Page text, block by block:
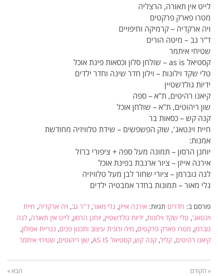
לייט אין תאורה, הרצליה
מטרו פארק פרקטים
ויה ארקדיה – קרמיקה וחיפויים
ד"ר גב – מיטה הורים
שטיחי איתמר
קסטיאל as is – שולחן סלון וכסאות פינת אוכל
טלי שקד וילונות – וילון חדר שינה וחדר ילדים
ידיות גולדשטיין
קיאנו רהיטים, ת"א – ספה
שון ריהוטים, ת"א – שולחן אוכל
קנה קש – כסאות בר
חיית וינטאג', שוק הפשפשים – שידת טלוויזיה מחודשת
אמנות:
יוחנן הרסון – תמונה מעל ספה + ציפורי ברזל
אירנה אייזן – ציור ארנבת בפינת אוכל
לנה גוברמן – ציורי שחור לבן מעל טלוויזיה
גלי מאור – תמונות בחדר אמבטיה ילדים
פורסם ב: חדרים תגיות: אירנה אייזן, גלי מאור, ד"ר גב, ויה ארקדיה, חיית
וינטאג', טלי שקד וילונות, ידיות גולדשטיין, יוחנן הרסון, לייט אין תאורה, לנה
גוברמן, מטרו פארק פרקטים, מיה ורונית עיצוב ותכנון פנים, נגריית אפולון,
קיאנו רהיטים, קליל, קנה קש, קסטיאל AS IS , שון ריהוטים, שטיחי איתמר
« הקודם הבא »